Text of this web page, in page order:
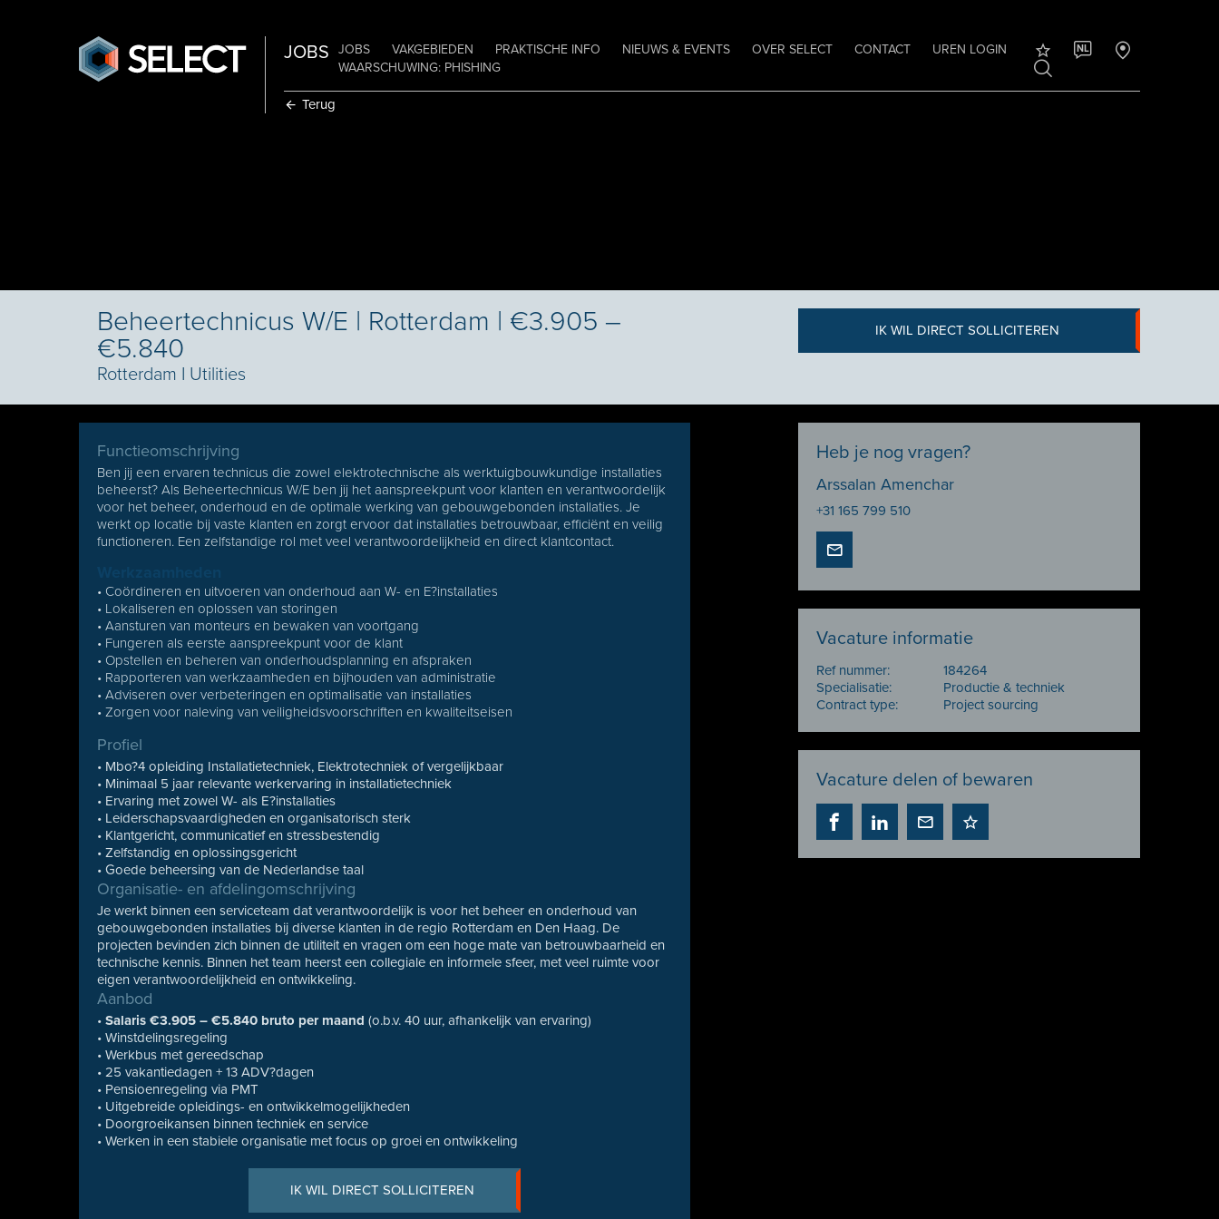
JOBS JOBS VAKGEBIEDEN PRAKTISCHE INFO NIEUWS & EVENTS OVER SELECT CONTACT
UREN LOGIN
WAARSCHUWING: PHISHING
NL
Terug
Beheertechnicus W/E | Rotterdam | €3.905 –
€5.840
Rotterdam I Utilities
IK WIL DIRECT SOLLICITEREN
Functieomschrijving
Ben jij een ervaren technicus die zowel elektrotechnische als werktuigbouwkundige installaties
beheerst? Als Beheertechnicus W/E ben jij het aanspreekpunt voor klanten en verantwoordelijk
voor het beheer, onderhoud en de optimale werking van gebouwgebonden installaties. Je
werkt op locatie bij vaste klanten en zorgt ervoor dat installaties betrouwbaar, efficiënt en veilig
functioneren. Een zelfstandige rol met veel verantwoordelijkheid en direct klantcontact.
• Coördineren en uitvoeren van onderhoud aan W- en E?installaties
• Lokaliseren en oplossen van storingen
• Aansturen van monteurs en bewaken van voortgang
• Fungeren als eerste aanspreekpunt voor de klant
• Opstellen en beheren van onderhoudsplanning en afspraken
• Rapporteren van werkzaamheden en bijhouden van administratie
• Adviseren over verbeteringen en optimalisatie van installaties
• Zorgen voor naleving van veiligheidsvoorschriften en kwaliteitseisen
Profiel
• Mbo?4 opleiding Installatietechniek, Elektrotechniek of vergelijkbaar
• Minimaal 5 jaar relevante werkervaring in installatietechniek
• Ervaring met zowel W- als E?installaties
• Leiderschapsvaardigheden en organisatorisch sterk
• Klantgericht, communicatief en stressbestendig
• Zelfstandig en oplossingsgericht
• Goede beheersing van de Nederlandse taal
Organisatie- en afdelingomschrijving
Je werkt binnen een serviceteam dat verantwoordelijk is voor het beheer en onderhoud van
gebouwgebonden installaties bij diverse klanten in de regio Rotterdam en Den Haag. De
projecten bevinden zich binnen de utiliteit en vragen om een hoge mate van betrouwbaarheid en
technische kennis. Binnen het team heerst een collegiale en informele sfeer, met veel ruimte voor
eigen verantwoordelijkheid en ontwikkeling.
Aanbod
•Salaris €3.905 – €5.840 bruto per maand (o.b.v. 40 uur, afhankelijk van ervaring)
• Winstdelingsregeling
• Werkbus met gereedschap
• 25 vakantiedagen + 13 ADV?dagen
• Pensioenregeling via PMT
• Uitgebreide opleidings- en ontwikkelmogelijkheden
• Doorgroeikansen binnen techniek en service
• Werken in een stabiele organisatie met focus op groei en ontwikkeling
IK WIL DIRECT SOLLICITEREN
Heb je nog vragen?
Arssalan Amenchar
+31 165 799 510
Vacature informatie
Ref nummer:
184264
Specialisatie:
Productie & techniek
Contract type:
Project sourcing
Vacature delen of bewaren